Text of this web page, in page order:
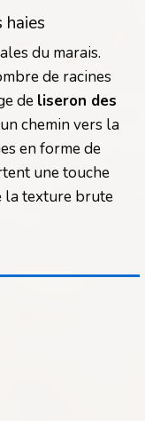
haies
du marais.
de racines
de liseron des
chemin vers la
en forme de
une touche
la texture brute